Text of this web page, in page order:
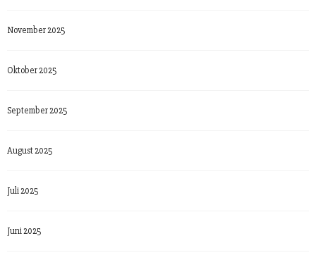
November 2025
Oktober 2025
September 2025
August 2025
Juli 2025
Juni 2025